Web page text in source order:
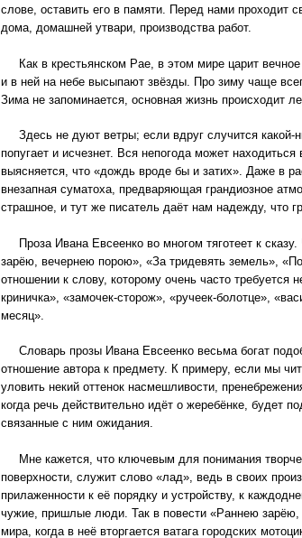
слове, оставить его в памяти. Перед нами проходит
дома, домашней утвари, производства работ.
Как в крестьянском Рае, в этом мире царит
и в ней на небе высыпают звёзды. Про зиму чаще
Зима не запоминается, основная жизнь происходит
Здесь не дуют ветры; если вдруг случится какой-
попугает и исчезнет. Вся непогода может
выясняется, что «дождь вроде бы и затих». Даже в
внезапная суматоха, предваряющая грандиозное
страшное, и тут же писатель даёт нам надежду, что
Проза Ивана Евсеенко во многом тяготеет к
зарёю, вечернею порою», «За тридевять земель»,
отношении к слову, которому очень часто требуется
криничка», «замочек-сторож», «ручеек-болотце»,
месяц».
Словарь прозы Ивана Евсеенко весьма богат
отношение автора к предмету. К примеру, если мы
уловить некий оттенок насмешливости,
когда речь действительно идёт о жеребёнке, будет
связанные с ним ожидания.
Мне кажется, что ключевым для понимания
поверхности, служит слово «лад», ведь в своих
прилаженности к её порядку и устройству, к
чужие, пришлые люди. Так в повести «Раннею зарёю,
мира, когда в неё вторгается ватага городских